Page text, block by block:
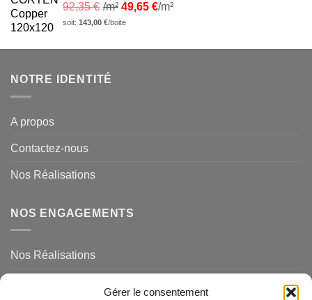
Gérer le consentement
92,35€ /m² 49,65 €/m²
soit: 143,00 €/boite
NOTRE IDENTITÉ
A propos
Contactez-nous
Nos Réalisations
NOS ENGAGEMENTS
Nos Réalisations